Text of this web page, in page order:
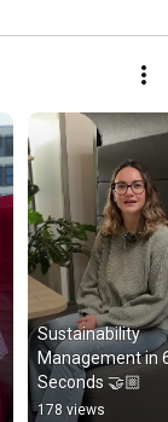
Sustainability
Management in
Seconds 🤝🏼
178 views